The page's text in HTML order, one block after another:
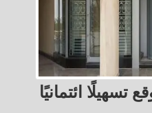
تسهيلًا ائتمانيًا